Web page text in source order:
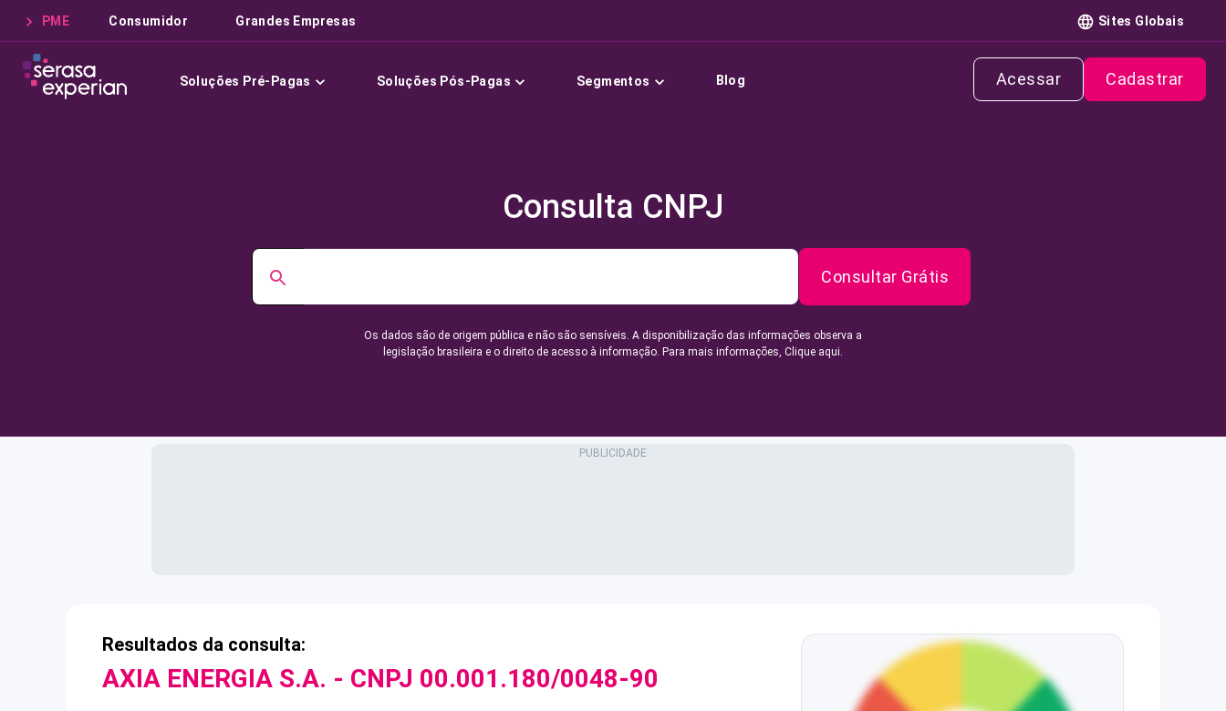
PME Consumidor Grandes Empresas Sites Globais
Soluções Pré-Pagas Soluções Pós-Pagas Segmentos Blog Acessar Cadastrar
Consulta CNPJ
Consultar Grátis
Os dados são de origem pública e não são sensíveis. A disponibilização das informações observa a
legislação brasileira e o direito de acesso à informação. Para mais informações, Clique aqui.
Resultados da consulta:
AXIA ENERGIA S.A. - CNPJ 00.001.180/0048-90